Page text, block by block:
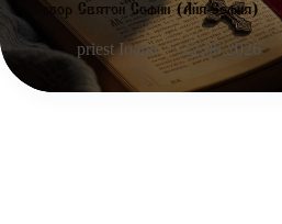
Собор Святой Софии (Айя-София)
priest Ioann 22.06.2026